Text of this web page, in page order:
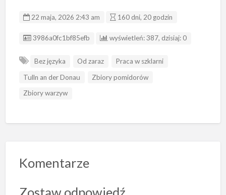
22 maja, 2026 2:43 am 160 dni, 20 godzin
ID ogłoszenia
3986a0fc1bf85efb wyświetleń: 387, dzisiaj: 0
Bez języka Od zaraz
Praca w szklarni
Tulln an der Donau
Zbiory pomidorów
Zbiory warzyw
Komentarze
Zostaw odpowiedź